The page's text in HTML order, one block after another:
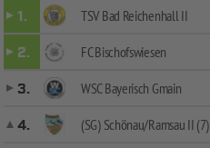
1. TSV Bad Reichenhall II
2.
FC Bischofswiesen
3.
WSC Bayerisch Gmain
4.
(SG) Schönau/Ramsau II (7)